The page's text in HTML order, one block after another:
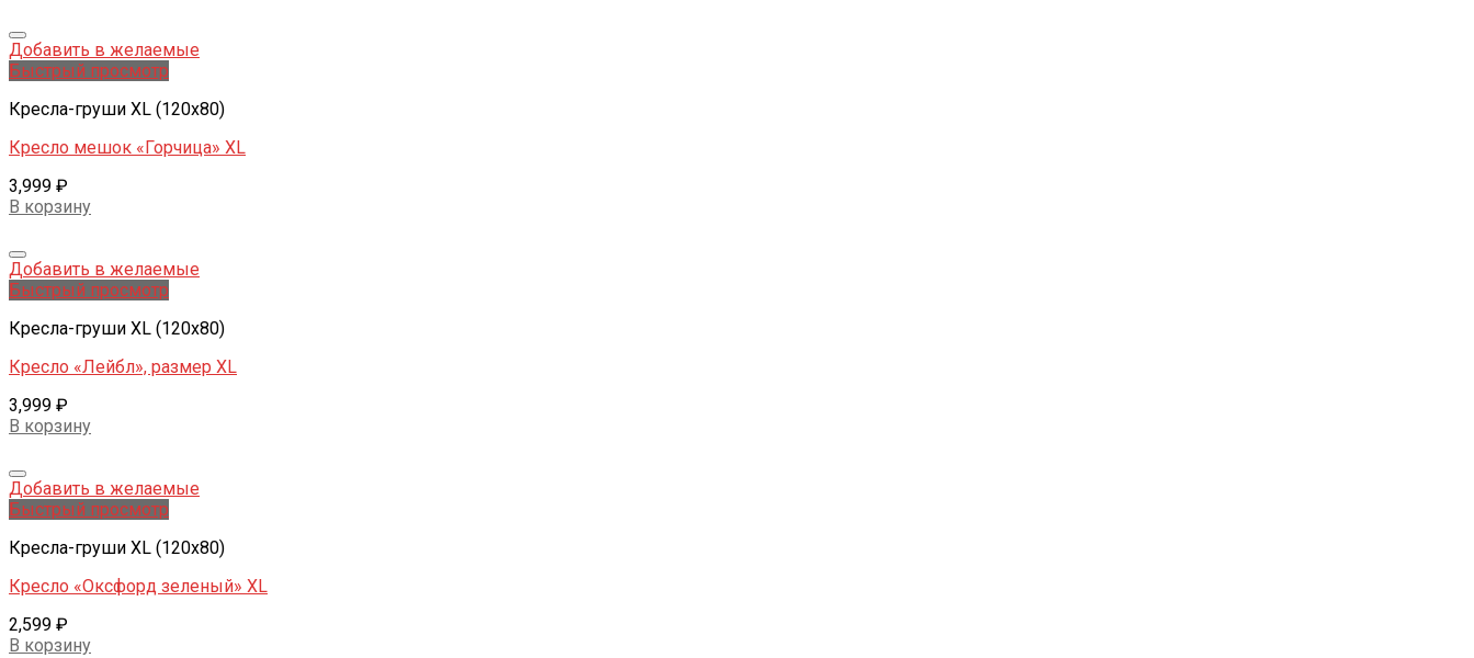
Добавить в желаемые
Быстрый просмотр
Кресла-груши XL (120x80)
Кресло мешок «Горчица» XL
3,999 ₽
В корзину
Добавить в желаемые
Быстрый просмотр
Кресла-груши XL (120x80)
Кресло «Лейбл», размер XL
3,999 ₽
В корзину
Добавить в желаемые
Быстрый просмотр
Кресла-груши XL (120x80)
Кресло «Оксфорд зеленый» XL
2,599 ₽
В корзину